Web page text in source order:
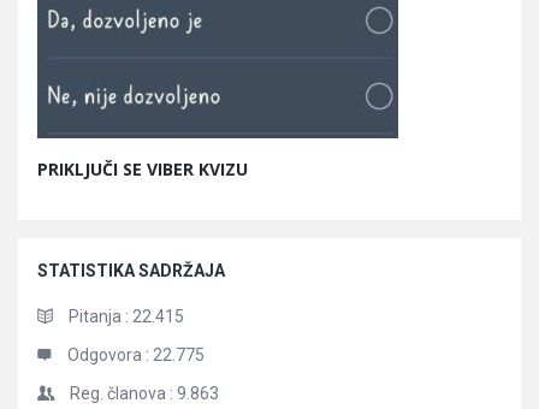
PRIKLJUČI SE VIBER KVIZU
STATISTIKA SADRŽAJA
Pitanja : 22.415
Odgovora : 22.775
Reg. članova : 9.863